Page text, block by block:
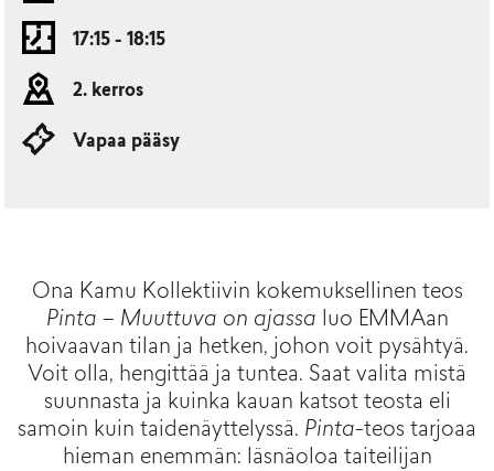
17:15 - 18:15
2. kerros
Vapaa pääsy
Ona Kamu Kollektiivin kokemuksellinen teos
Pinta – Muuttuva on ajassa luo EMMAan
hoivaavan tilan ja hetken, johon voit pysähtyä.
Voit olla, hengittää ja tuntea. Saat valita mistä
suunnasta ja kuinka kauan katsot teosta eli
samoin kuin taidenäyttelyssä. Pinta-teos tarjoaa
hieman enemmän: läsnäoloa taiteilijan